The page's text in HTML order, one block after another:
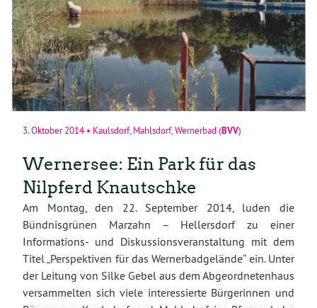
3. Oktober 2014 • Kaulsdorf,Mahlsdorf,Wernerbad (BVV)
Wernersee: Ein Park für das
Nilpferd Knautschke
Am Montag, den 22. September 2014, luden die
Bündnisgrünen Marzahn – Hellersdorf zu einer
Informations- und Diskussionsveranstaltung mit dem
Titel „Perspektiven für das Wernerbadgelände“ ein. Unter
der Leitung von Silke Gebel aus dem Abgeordnetenhaus
versammelten sich viele interessierte Bürgerinnen und